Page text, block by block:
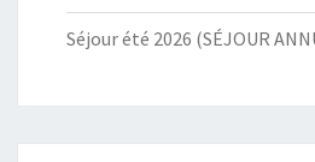
Séjour été 2026 (SÉJOUR